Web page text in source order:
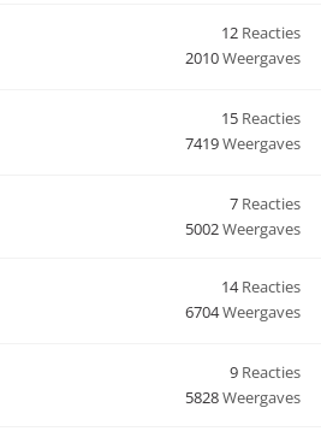
12 Reacties
2010Weergaves
15 Reacties
7419Weergaves
7 Reacties
5002Weergaves
14Reacties
6704Weergaves
9 Reacties
5828Weergaves